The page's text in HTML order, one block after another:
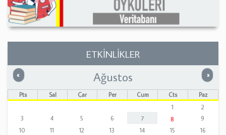
ETKİNLİKLER
« Önceki »
Ağustos
Pts Sal Çar Per Cum Cts
Paz
1
2
3
4 5 6 7 8
9
10
11 12 13 14 15
16